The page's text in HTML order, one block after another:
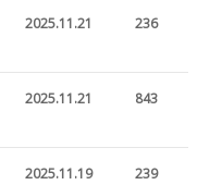
2025.11.21 236
2025.11.21 843
2025.11.19 239